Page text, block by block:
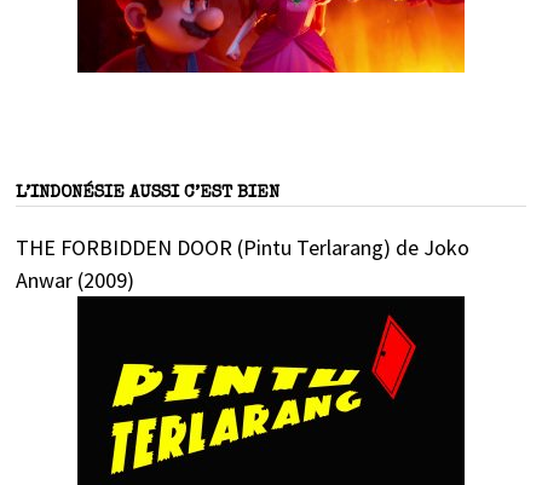
L’INDONÉSIE AUSSI C’EST BIEN
THE FORBIDDEN DOOR (Pintu Terlarang) de Joko
Anwar (2009)